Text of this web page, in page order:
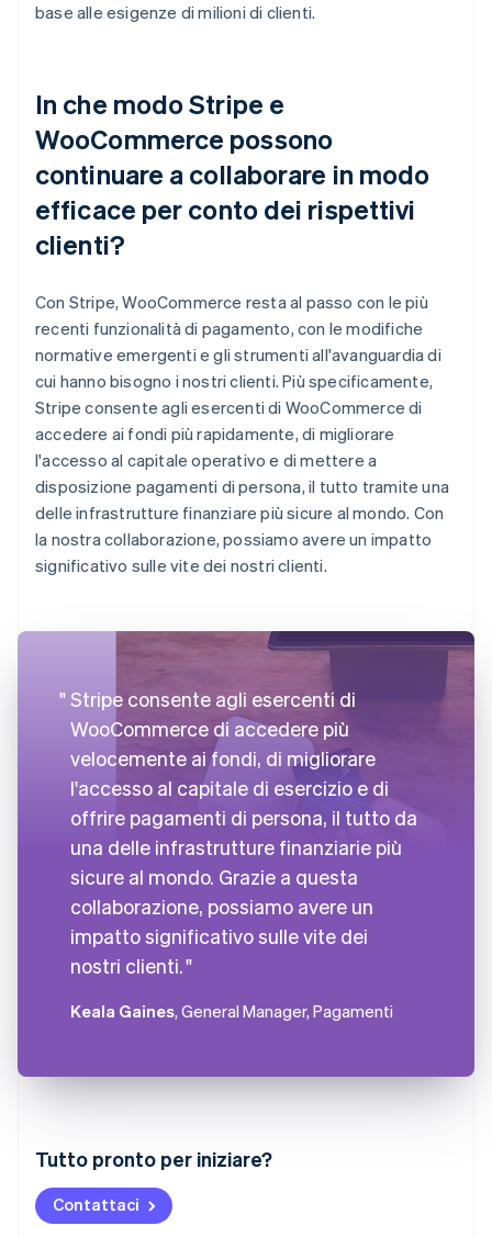
Tutto pronto per iniziare?
Contattaci
base alle esigenze di milioni di clienti.
In che modo Stripe e
WooCommerce possono
continuare a collaborare in modo
efficace per conto dei rispettivi
clienti?
Con Stripe, WooCommerce resta al passo con le più
recenti funzionalità di pagamento, con le modifiche
normative emergenti e gli strumenti all'avanguardia di
cui hanno bisogno i nostri clienti. Più specificamente,
Stripe consente agli esercenti di WooCommerce di
accedere ai fondi più rapidamente, di migliorare
l'accesso al capitale operativo e di mettere a
disposizione pagamenti di persona, il tutto tramite una
delle infrastrutture finanziare più sicure al mondo. Con
la nostra collaborazione, possiamo avere un impatto
significativo sulle vite dei nostri clienti.
Stripe consente agli esercenti di
WooCommerce di accedere più
velocemente ai fondi, di migliorare
l'accesso al capitale di esercizio e di
offrire pagamenti di persona, il tutto da
una delle infrastrutture finanziarie più
sicure al mondo. Grazie a questa
collaborazione, possiamo avere un
impatto significativo sulle vite dei
nostri clienti.
Keala Gaines, General Manager, Pagamenti
Australia
English
Austria
DeutschEnglish